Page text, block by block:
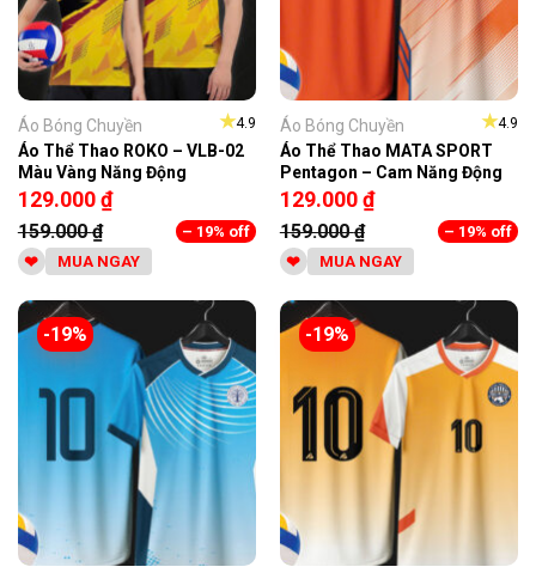
★4.9
Áo Bóng Chuyền
Áo Thể Thao ROKO – VLB-02
Màu Vàng Năng Động
129.000₫
159.000₫
– 19% off
MUA NGAY
★4.9
Áo Bóng Chuyền
Áo Thể Thao MATA SPORT
Pentagon – Cam Năng Động
129.000₫
159.000₫
– 19% off
MUA NGAY
-19% -19%